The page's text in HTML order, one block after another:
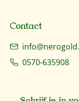
Contact
0570-635908